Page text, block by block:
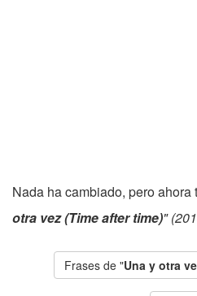
Nada ha cambiado, pero ahora
otra vez (Time after time)"
Frases de "Una y otra